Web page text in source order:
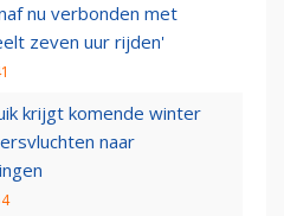
nu verbonden met
zeven uur rijden'
krijgt komende winter
naar